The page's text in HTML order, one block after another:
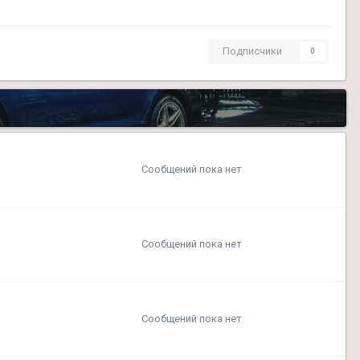
Подписчики 0
Сообщений пока нет
Сообщений пока нет
Сообщений пока нет